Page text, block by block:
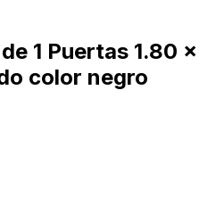
1 Puertas 1.80 x
color negro